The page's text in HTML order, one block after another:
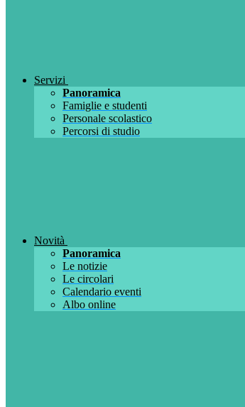
Servizi
Panoramica
Famiglie e studenti
Personale scolastico
Percorsi di studio
Novità
Panoramica
Le notizie
Le circolari
Calendario eventi
Albo online